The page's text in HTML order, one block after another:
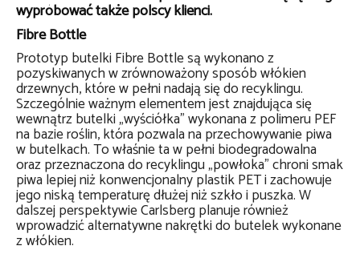
wypróbować także polscy klienci.
Fibre Bottle
Prototyp butelki Fibre Bottle są wykonano z
pozyskiwanych w zrównoważony sposób włókien
drzewnych, które w pełni nadają się do recyklingu.
Szczególnie ważnym elementem jest znajdująca się
wewnątrz butelki „wyściółka” wykonana z polimeru PEF
na bazie roślin, która pozwala na przechowywanie piwa
w butelkach. To właśnie ta w pełni biodegradowalna
oraz przeznaczona do recyklingu „powłoka” chroni smak
piwa lepiej niż konwencjonalny plastik PET i zachowuje
jego niską temperaturę dłużej niż szkło i puszka. W
dalszej perspektywie Carlsberg planuje również
wprowadzić alternatywne nakrętki do butelek wykonane
z włókien.